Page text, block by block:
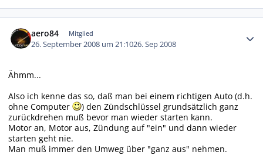
aero84 Mitglied
26. September 2008 um 21:1026. Sep 2008
Ähmm...
Also ich kenne das so, daß man bei einem richtigen Auto (d.h.
ohne Computer
) den Zündschlüssel grundsätzlich ganz
zurückdrehen muß bevor man wieder starten kann.
Motor an, Motor aus, Zündung auf "ein" und dann wieder
starten geht nie.
Man muß immer den Umweg über "ganz aus" nehmen.